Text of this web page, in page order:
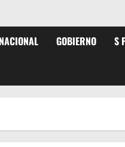
NACIONAL GOBIERNO S